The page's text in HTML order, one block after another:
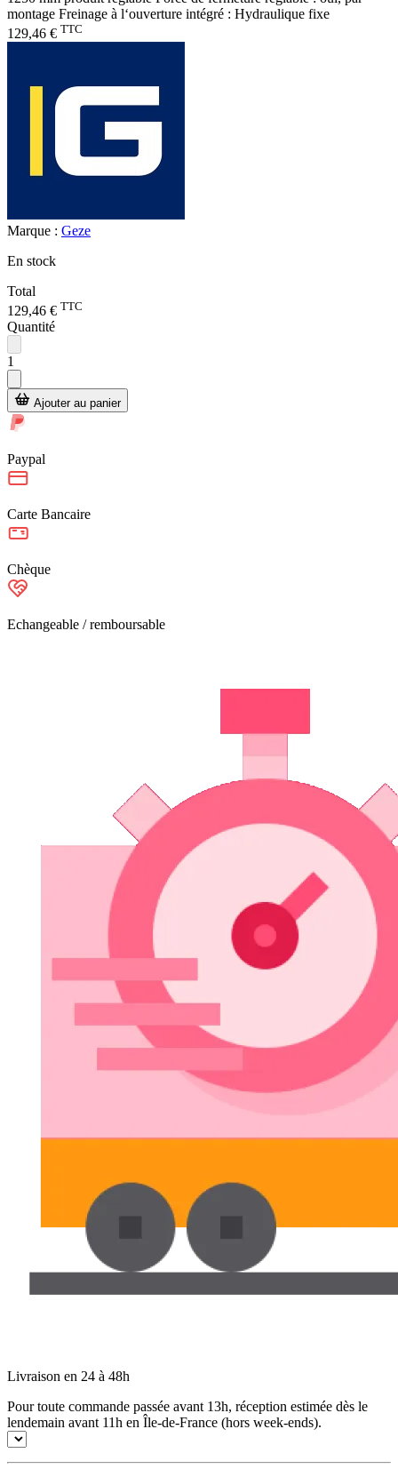
montage Freinage à l‘ouverture intégré : Hydraulique fixe
129,46 € TTC
Marque : Geze
En stock
Total
129,46 € TTC
Quantité
1
Ajouter au panier
Paypal
Carte Bancaire
Chèque
Echangeable / remboursable
Livraison en 24 à 48h
Pour toute commande passée avant 13h, réception estimée dès le
lendemain avant 11h en Île-de-France (hors week-ends).